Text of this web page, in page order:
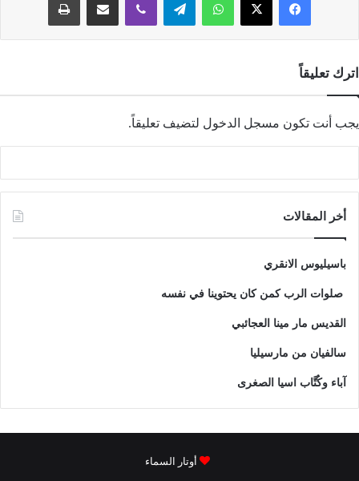
اترك تعليقاً
يجب أنت تكون مسجل الدخول لتضيف تعليقاً.
أخر المقالات
باسيليوس الانقري
صلوات الرب كمن كان يحتوينا في نفسه
القديس مار مينا العجائبي
سالفيان من مارسيليا
آباء وكُتَّاب اسيا الصغرى
أوتار السماء